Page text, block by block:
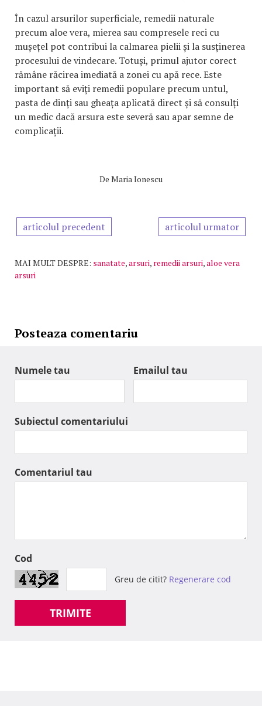
În cazul arsurilor superficiale, remedii naturale
precum aloe vera, mierea sau compresele reci cu
mușețel pot contribui la calmarea pielii și la susținerea
procesului de vindecare. Totuși, primul ajutor corect
rămâne răcirea imediată a zonei cu apă rece. Este
important să eviți remedii populare precum untul,
pasta de dinți sau gheața aplicată direct și să consulți
un medic dacă arsura este severă sau apar semne de
complicații.
De Maria Ionescu
articolul precedent articolul urmator
MAI MULT DESPRE: sanatate,arsuri, remedii arsuri,aloe vera
arsuri
Posteaza comentariu
Numele tau Emailul tau
Subiectul comentariului
Comentariul tau
Cod
Greu de citit? Regenerare cod
TRIMITE